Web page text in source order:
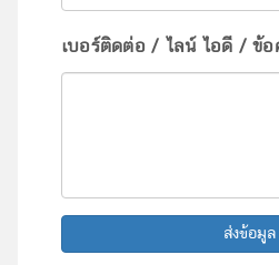
เบอร์ติดต่อ / ไลน์ ไอดี / ข้อ
ส่งข้อมูล